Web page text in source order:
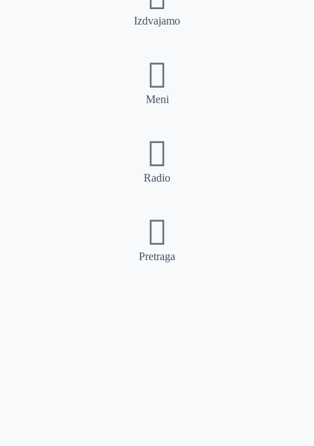
Izdvajamo
Meni
Radio
Pretraga